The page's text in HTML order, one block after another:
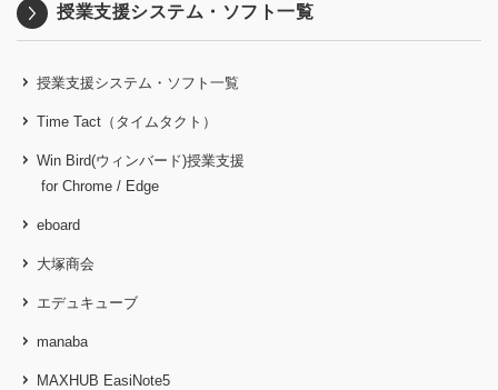
授業支援システム・ソフト一覧
授業支援システム・ソフト一覧
Time Tact（タイムタクト）
Win Bird(ウィンバード)授業支援
for Chrome / Edge
eboard
大塚商会
エデュキューブ
manaba
MAXHUB EasiNote5